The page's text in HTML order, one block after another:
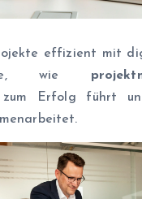
effizient mit
wie
Erfolg führt